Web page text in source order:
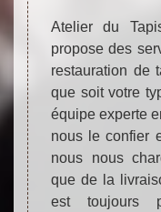
Atelier du
propose des
restauration de
que soit votre
équipe experte
nous le confier
nous nous
que de la
est toujours